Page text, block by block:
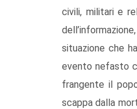
civili, militari e
situazione che
evento nefasto
frangente il
scappa dalla